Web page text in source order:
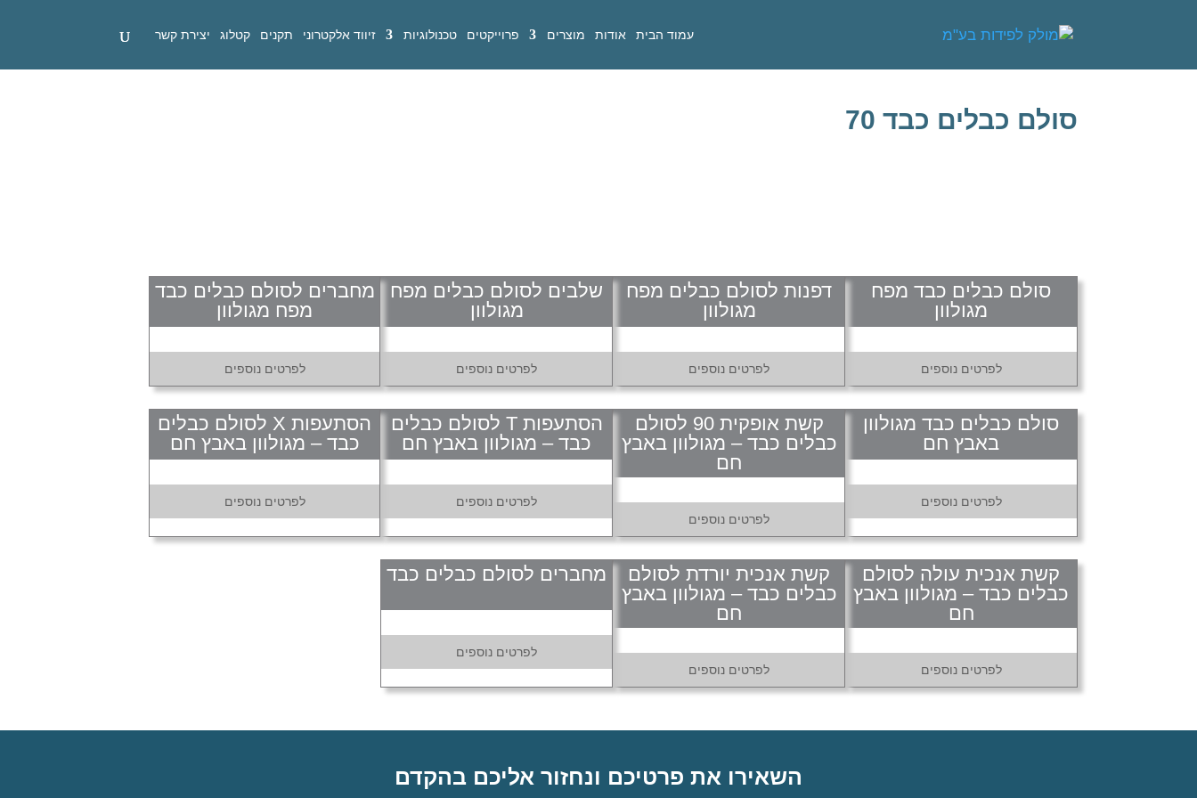
עמוד הבית אודות מוצרים פרוייקטים טכנולוגיות זיווד אלקטרוני תקנים קטלוג יצירת קשר
סולם כבלים כבד 70
סולם כבלים כבד מפח
מגולוון
לפרטים נוספים
דפנות לסולם כבלים מפח
מגולוון
לפרטים נוספים
שלבים לסולם כבלים מפח
מגולוון
לפרטים נוספים
מחברים לסולם כבלים כבד
מפח מגולוון
לפרטים נוספים
סולם כבלים כבד מגולוון
באבץ חם
לפרטים נוספים
קשת אופקית 90 לסולם
כבלים כבד – מגולוון באבץ
חם
לפרטים נוספים
הסתעפות T לסולם כבלים
כבד – מגולוון באבץ חם
לפרטים נוספים
הסתעפות X לסולם כבלים
כבד – מגולוון באבץ חם
לפרטים נוספים
קשת אנכית עולה לסולם
כבלים כבד – מגולוון באבץ
חם
לפרטים נוספים
קשת אנכית יורדת לסולם
כבלים כבד – מגולוון באבץ
חם
לפרטים נוספים
מחברים לסולם כבלים כבד
לפרטים נוספים
השאירו את פרטיכם ונחזור אליכם בהקדם